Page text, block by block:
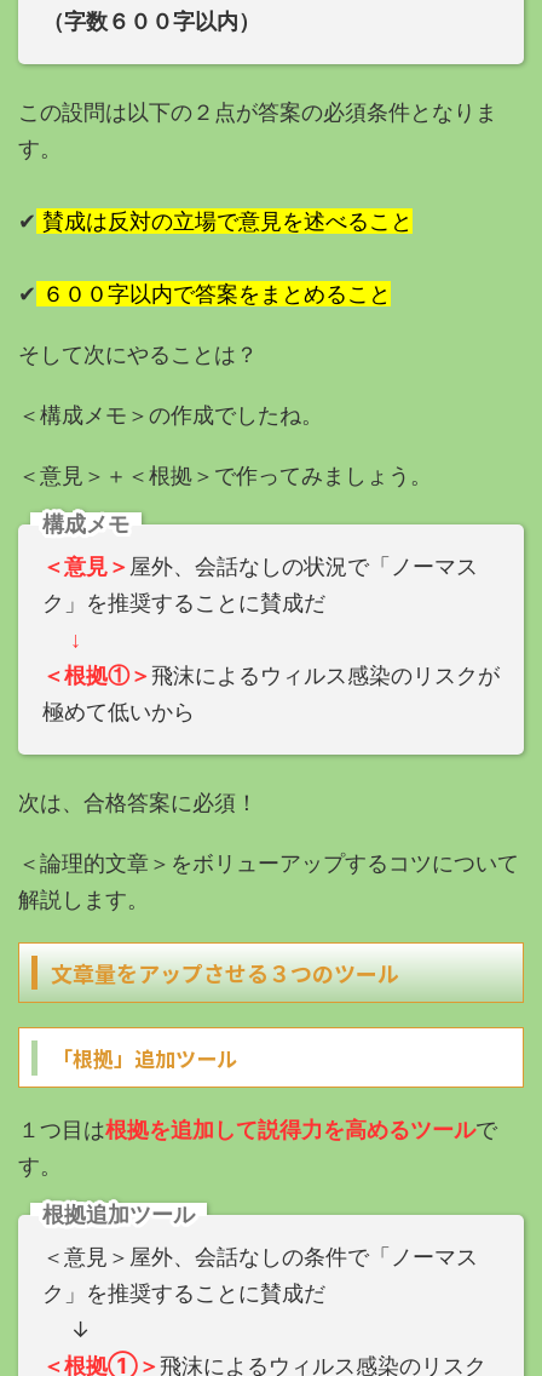
（字数６００字以内）
この設問は以下の２点が答案の必須条件となりま
す。
✔︎ 賛成は反対の立場で意見を述べること
✔︎ ６００字以内で答案をまとめること
そして次にやることは？
＜構成メモ＞の作成でしたね。
＜意見＞＋＜根拠＞で作ってみましょう。
構成メモ
＜意見＞ 屋外、会話なしの状況で「ノーマス
ク」を推奨することに賛成だ
↓
＜根拠①＞ 飛沫によるウィルス感染のリスクが
極めて低いから
次は、合格答案に必須！
＜論理的文章＞をボリューアップするコツについて
解説します。
文章量をアップさせる３つのツール
「根拠」追加ツール
１つ目は根拠を追加して説得力を高めるツールで
す。
根拠追加ツール
＜意見＞屋外、会話なしの条件で「ノーマス
ク」を推奨することに賛成だ
↓
＜根拠①＞飛沫によるウィルス感染のリスク